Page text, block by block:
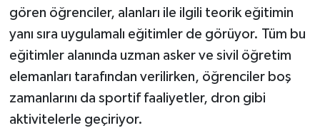
gören öğrenciler, alanları ile ilgili teorik eğitimin
yanı sıra uygulamalı eğitimler de görüyor. Tüm bu
eğitimler alanında uzman asker ve sivil öğretim
elemanları tarafından verilirken, öğrenciler boş
zamanlarını da sportif faaliyetler, dron gibi
aktivitelerle geçiriyor.